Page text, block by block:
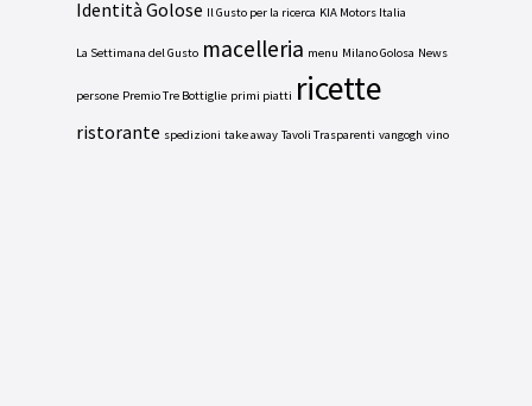
Identità Golose Il Gusto per la ricerca KIA Motors Italia
La Settimana del Gusto macelleria menu Milano Golosa News
persone Premio Tre Bottiglie primi piatti ricette
ristorante spedizioni take away Tavoli Trasparenti vangogh vino